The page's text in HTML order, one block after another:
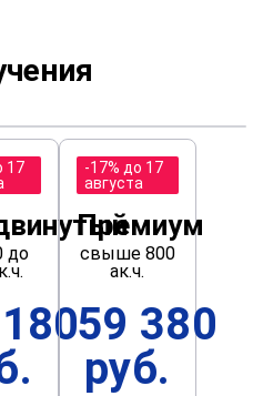
17
до
-17% до 17
августа
Премиум
свыше 800
ак.ч.
59 380
руб.